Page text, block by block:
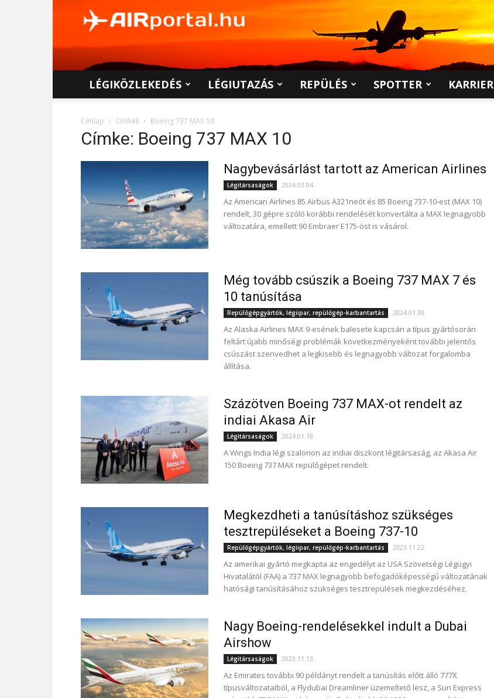
LÉGIKÖZLEKEDÉS LÉGIUTAZÁS REPÜLÉS SPOTTER KARRIER
Címlap Címkék Boeing 737 MAX 10
Címke: Boeing 737 MAX 10
Nagybevásárlást tartott az American Airlines
Légitársaságok 2024.03.04.
Az American Airlines 85 Airbus A321neót és 85 Boeing 737-10-est (MAX 10)
rendelt, 30 gépre szóló korábbi rendelését konvertálta a MAX legnagyobb
változatára, emellett 90 Embraer E175-öst is vásárol.
Még tovább csúszik a Boeing 737 MAX 7 és
10 tanúsítása
Repülőgépgyártók, légiipar, repülőgép-karbantartás 2024.01.30.
Az Alaska Airlines MAX 9-esének balesete kapcsán a típus gyártósorán
feltárt újabb minőségi problémák következményeként további jelentős
csúszást szenvedhet a legkisebb és legnagyobb változat forgalomba
állítása.
Százötven Boeing 737 MAX-ot rendelt az
indiai Akasa Air
Légitársaságok 2024.01.18.
A Wings India légi szalonon az indiai diszkont légitársaság, az Akasa Air
150 Boeing 737 MAX repülőgépet rendelt.
Megkezdheti a tanúsításhoz szükséges
tesztrepüléseket a Boeing 737-10
Repülőgépgyártók, légiipar, repülőgép-karbantartás 2023.11.22.
Az amerikai gyártó megkapta az engedélyt az USA Szövetségi Légügyi
Hivatalától (FAA) a 737 MAX legnagyobb befogadóképességű változatának
hatósági tanúsításához szükséges tesztrepülések megkezdéséhez.
Nagy Boeing-rendelésekkel indult a Dubai
Airshow
Légitársaságok 2023.11.13.
Az Emirates további 90 példányt rendelt a tanúsítás előtt álló 777X
típusváltozataiból, a Flydubai Dreamliner üzemeltető lesz, a Sun Express